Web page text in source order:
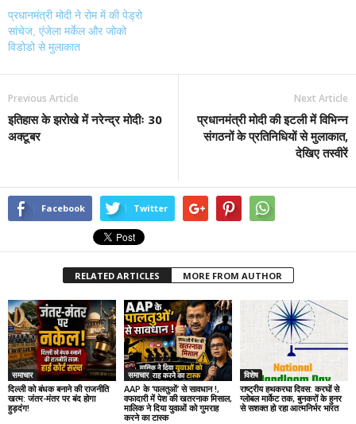
प्रधानमंत्री मोदी ने रोम में की पेड्रो
सांचेज, एंजेला मर्केल और जोको
विडोडो से मुलाकात
Previous Article
इतिहास के झरोखे में नरेन्द्र मोदीः 30
अक्टूबर
Next Article
प्रधानमंत्री मोदी की इटली में विभिन्न
संगठनों के प्रतिनिधियों से मुलाकात,
देखिए तस्वीरें
Facebook Twitter
RELATED ARTICLES MORE FROM AUTHOR
समाचार
दिल्ली को बंधक बनाने की राजनीति
खत्म: जंतर-मंतर पर बंद होगा
हुड़दंग!
समाचार
AAP के ‘पालतुओं’ से सावधान !,
वफादारी में पेश की खतरनाक मिसाल,
मालिक ने दिया युवाओं को गुमराह
करने का टास्क
विशेष
राष्ट्रीय हथकरघा दिवस: करघों से
ग्लोबल मार्केट तक, बुनकरों के हुनर
से सशक्त हो रहा आत्मनिर्भर भारत